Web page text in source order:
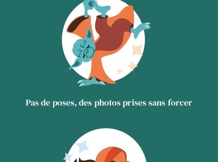
Pas de poses, des photos prises sans forcer